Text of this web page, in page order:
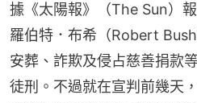
據《太陽報》（The Sun）
羅伯特．布希（Robert
安葬、詐欺及侵占慈善捐款
徒刑。不過就在宣判前幾天